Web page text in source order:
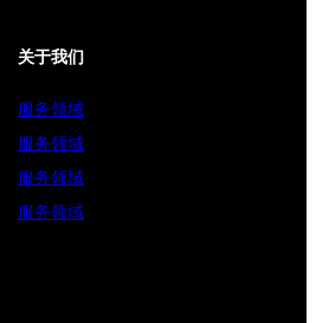
关于我们
服务领域
服务领域
服务领域
服务领域